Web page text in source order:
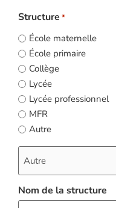
Structure *
École maternelle
École primaire
Collège
Lycée
Lycée professionnel
MFR
Autre
Nom de la structure